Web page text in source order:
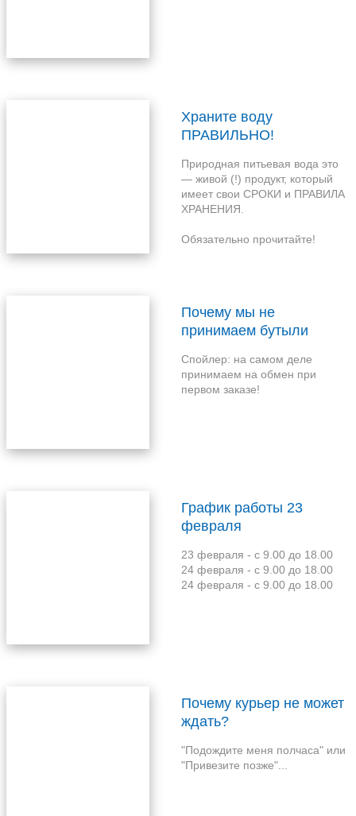
Храните воду
ПРАВИЛЬНО!
Природная питьевая вода это
— живой (!) продукт, который
имеет свои СРОКИ и ПРАВИЛА
ХРАНЕНИЯ.
Обязательно прочитайте!
Почему мы не
принимаем бутыли
Спойлер: на самом деле
принимаем на обмен при
первом заказе!
График работы 23
февраля
23 февраля - с 9.00 до 18.00
24 февраля - с 9.00 до 18.00
24 февраля - с 9.00 до 18.00
Почему курьер не может
ждать?
"Подождите меня полчаса" или
"Привезите позже"...